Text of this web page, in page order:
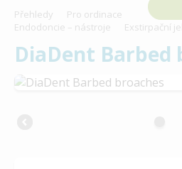
Přehledy
Pro ordinace
Endodoncie – nástroje
Exstirpační
DiaDent Barbed